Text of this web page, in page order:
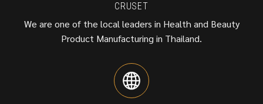
CRUSET
We are one of the local leaders in Health and Beauty
Product Manufacturing in Thailand.